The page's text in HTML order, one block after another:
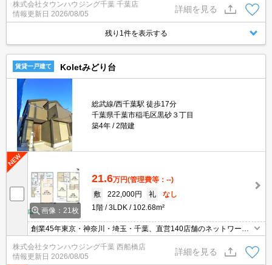
は事前にご相談ください。
株式会社タウンハウジング千葉 千葉店
情報更新日 2026/08/05
詳細を見る
残り1件を表示する
賃貸一戸建て Koletみどり台
総武線/西千葉駅 徒歩17分
千葉県千葉市稲毛区黒砂３丁目
築4年
2階建
画像：21枚
21.6万円(管理費等：--)
敷
222,000円 礼
なし
1階
3LDK 102.68m²
創業45年東京・神奈川・埼玉・千葉、直営140店舗のネットワーク
でお部屋探しをサポートするタウンハウジング。お部屋探しは【タ
ウンハウジング】にお任せ下さい！
株式会社タウンハウジング千葉 西船橋店
情報更新日 2026/08/05
詳細を見る